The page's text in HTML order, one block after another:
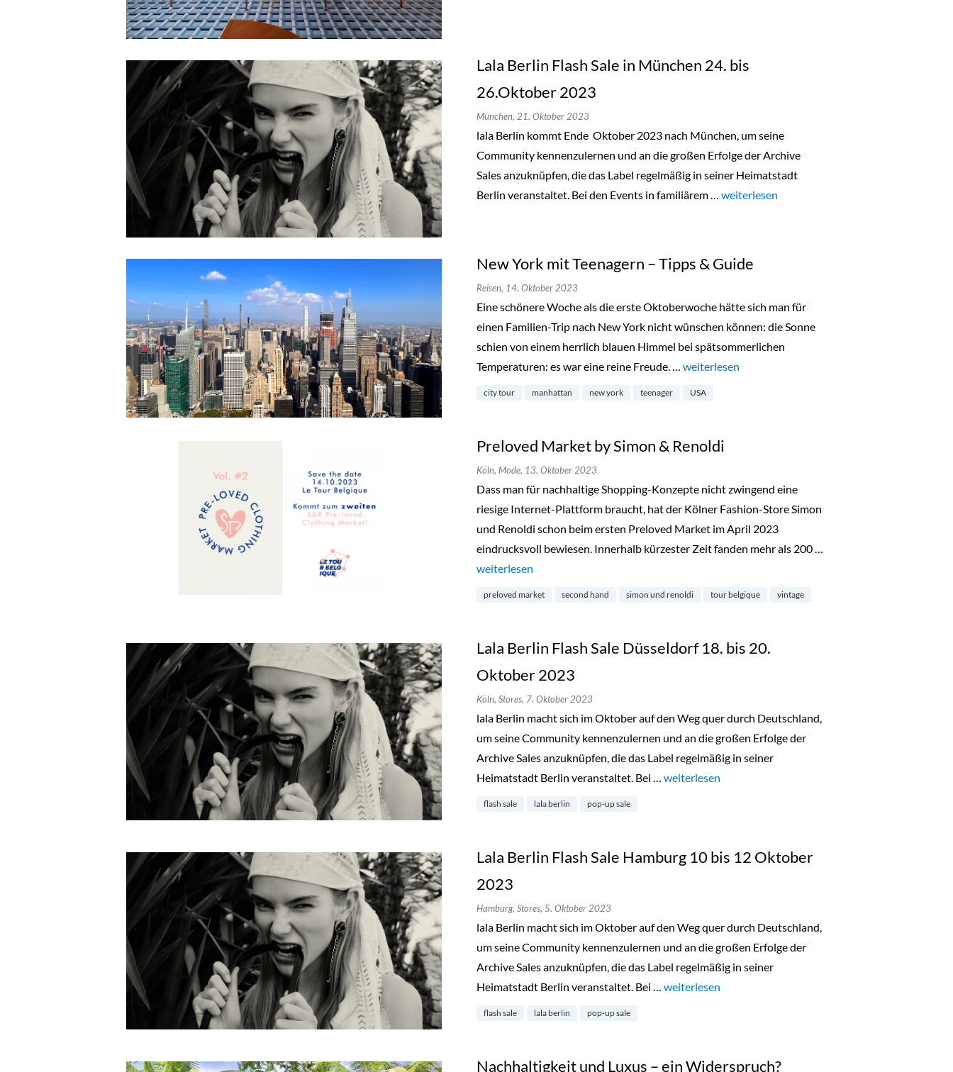
Lala Berlin Flash Sale in München 24. bis
26.Oktober 2023
München, 21. Oktober 2023
lala Berlin kommt Ende Oktober 2023 nach München, um seine
Community kennenzulernen und an die großen Erfolge der Archive
Sales anzuknüpfen, die das Label regelmäßig in seiner Heimatstadt
Berlin veranstaltet. Bei den Events in familiärem … „Lala Berlin Flash Sale in München 24. bis
weiterlesen
New York mit Teenagern – Tipps & Guide
Reisen, 14. Oktober 2023
Eine schönere Woche als die erste Oktoberwoche hätte sich man für
einen Familien-Trip nach New York nicht wünschen können: die Sonne
schien von einem herrlich blauen Himmel bei spätsommerlichen
Temperaturen: es war eine reine Freude. … „New York mit Teenagern – Tipps & Guide“
weiterlesen
city tour manhattan new york teenager USA
Preloved Market by Simon & Renoldi
Köln, Mode, 13. Oktober 2023
Dass man für nachhaltige Shopping-Konzepte nicht zwingend eine
riesige Internet-Plattform braucht, hat der Kölner Fashion-Store Simon
und Renoldi schon beim ersten Preloved Market im April 2023
eindrucksvoll bewiesen. Innerhalb kürzester Zeit fanden mehr als 200 …
„Preloved Market by Simon & Renoldi“
weiterlesen
preloved market second hand simon und renoldi tour belgique vintage
Lala Berlin Flash Sale Düsseldorf 18. bis 20.
Oktober 2023
Köln, Stores, 7. Oktober 2023
lala Berlin macht sich im Oktober auf den Weg quer durch Deutschland,
um seine Community kennenzulernen und an die großen Erfolge der
Archive Sales anzuknüpfen, die das Label regelmäßig in seiner
Heimatstadt Berlin veranstaltet. Bei … „Lala Berlin Flash Sale Düsseldorf 18. bis 20. Oktober 2023“
weiterlesen
flash sale lala berlin pop-up sale
Lala Berlin Flash Sale Hamburg 10 bis 12 Oktober
2023
Hamburg, Stores, 5. Oktober 2023
lala Berlin macht sich im Oktober auf den Weg quer durch Deutschland,
um seine Community kennenzulernen und an die großen Erfolge der
Archive Sales anzuknüpfen, die das Label regelmäßig in seiner
Heimatstadt Berlin veranstaltet. Bei … „Lala Berlin Flash Sale Hamburg 10 bis 12 Oktober 2023“
weiterlesen
flash sale lala berlin pop-up sale
Nachhaltigkeit und Luxus – ein Widerspruch?